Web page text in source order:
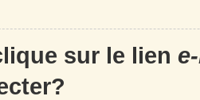
sur le lien